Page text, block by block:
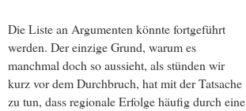
Die Liste an Argumenten könnte fortgeführt
werden. Der einzige Grund, warum es
manchmal doch so aussieht, als stünden wir
kurz vor dem Durchbruch, hat mit der Tatsache
zu tun, dass regionale Erfolge häufig durch eine